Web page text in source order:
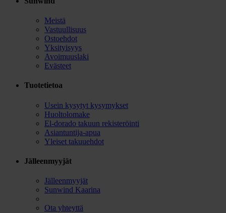
Meistä
Vastuullisuus
Ostoehdot
Yksityisyys
Avoimuuslaki
Evästeet
Tuotetietoa
Usein kysytyt kysymykset
Huoltolomake
El-dorado takuun rekisteröinti
Asiantuntija-apua
Yleiset takuuehdot
Jälleenmyyjät
Jälleenmyyjät
Sunwind Kaarina
Ota yhteyttä